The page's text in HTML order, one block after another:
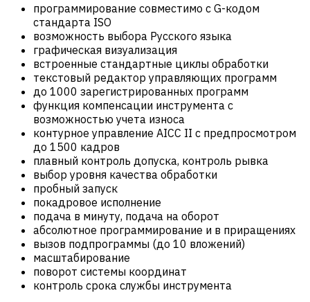
программирование совместимо с G-кодом
стандарта ISO
возможность выбора Русского языка
графическая визуализация
встроенные стандартные циклы обработки
текстовый редактор управляющих программ
до 1000 зарегистрированных программ
функция компенсации инструмента с
возможностью учета износа
контурное управление AICC II с предпросмотром
до 1500 кадров
плавный контроль допуска, контроль рывка
выбор уровня качества обработки
пробный запуск
покадровое исполнение
подача в минуту, подача на оборот
абсолютное программирование и в приращениях
вызов подпрограммы (до 10 вложений)
масштабирование
поворот системы координат
контроль срока службы инструмента